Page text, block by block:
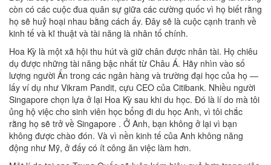
còn có các cuộc đua quân sự giữa các cường quốc vì họ biết rằng
họ sẽ huỷ hoại nhau bằng cách ấy. Đây sẽ là cuộc cạnh tranh về
kinh tế và kĩ thuật và tài năng là nhân tố chính.
Hoa Kỳ là một xã hội thu hút và giữ chân được nhân tài. Họ chiêu
dụ được những tài năng bậc nhất từ Châu Á. Hãy nhìn vào số
lượng người Ấn trong các ngân hàng và trường đại học của họ —
lấy ví dụ như Vikram Pandit, cựu CEO của Citibank. Nhiều người
Singapore chọn lựa ở lại Hoa Kỳ sau khi du học. Đó là lí do mà tôi
ủng hộ việc cho sinh viên học bổng đi du học Anh, vì tôi chắc
rằng họ sẽ trở về Singapore . Ở Anh, bạn không ở lại vì bạn
không được chào đón. Và vì nền kinh tế của Anh không năng
động như Mỹ, ở đấy có ít công ăn việc làm hơn.